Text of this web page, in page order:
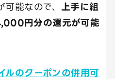
能なので、
上手に組
円分の還元が可能
ルのクーポンの併用可